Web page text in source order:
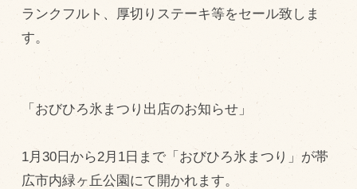
ランクフルト、厚切りステーキ等をセール致しま
す。
「おびひろ氷まつり出店のお知らせ」
1月30日から2月1日まで「おびひろ氷まつり」が帯
広市内緑ヶ丘公園にて開かれます。
牧場のご紹介
飼育している牛について
食肉加工場を新設